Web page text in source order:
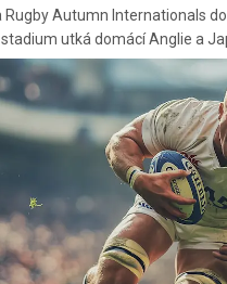
Rugby Autumn Internationals
utká domácí Anglie a